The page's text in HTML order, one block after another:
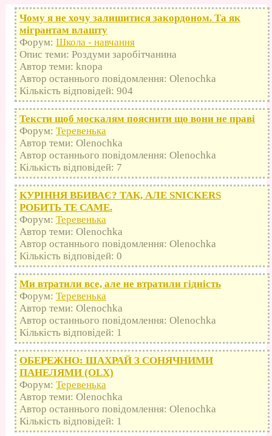
Чому я не хочу залишитися закордоном. Та як
мігрантам влашту
Форум: Школа - навчання
Опис теми: Роздуми заробітчанина
Автор теми: knopa
Автор останнього повідомлення: Olenochka
Кількість відповідей: 904
Тексти щоб москалям пояснити що вони не праві
Форум: Теревенька
Автор теми: Olenochka
Автор останнього повідомлення: Olenochka
Кількість відповідей: 7
КУРІННЯ ВБИВАЄ? ТАК, АЛЕ SNICKERS
РОБИТЬ ТЕ САМЕ.
Форум: Теревенька
Автор теми: Olenochka
Автор останнього повідомлення: Olenochka
Кількість відповідей: 0
Ми втратили все, але не втратили гідність
Форум: Теревенька
Автор теми: Olenochka
Автор останнього повідомлення: Olenochka
Кількість відповідей: 1
ОБЕРЕЖНО: ШАХРАЙ З СОНЯЧНИМИ
ПАНЕЛЯМИ (OLX)
Форум: Теревенька
Автор теми: Olenochka
Автор останнього повідомлення: Olenochka
Кількість відповідей: 1